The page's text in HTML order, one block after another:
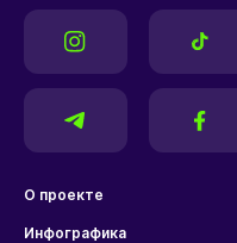
О проекте
Инфографика